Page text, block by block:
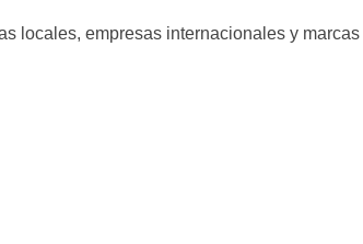
locales, empresas internacionales y